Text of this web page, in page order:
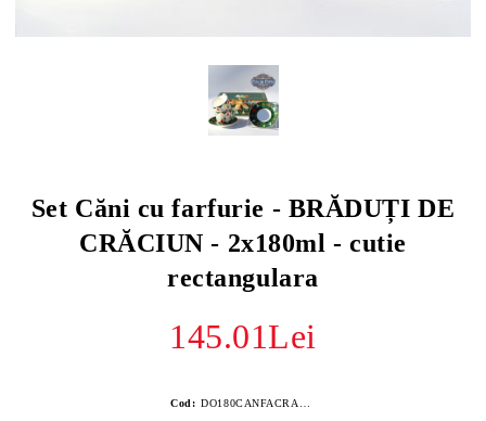
Set Căni cu farfurie - BRĂDUȚI DE
CRĂCIUN - 2x180ml - cutie
rectangulara
145.01Lei
Cod: